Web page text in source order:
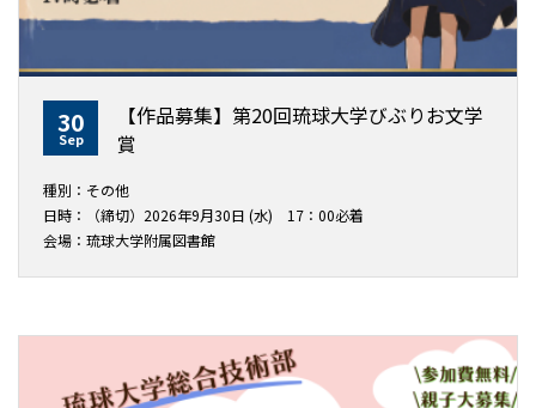
30
Sep
【作品募集】第20回琉球大学びぶりお文学
賞
種別：その他
日時：（締切）2026年9月30日 (水) 17：00必着
会場：琉球大学附属図書館